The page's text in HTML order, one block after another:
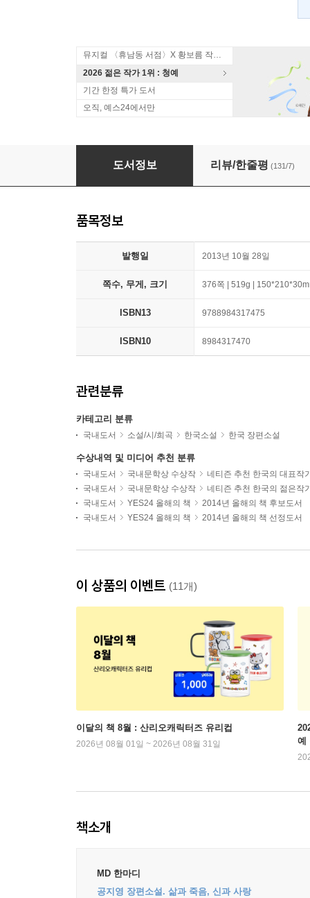
뮤지컬 〈휴남동 서점〉X 황보름 작가 북토크
2026 젊은 작가 1위 : 청예
기간 한정 특가 도서
오직, 예스24에서만
높고 푸른 사다리
도서정보 리뷰/한줄평 (131/7)
품목정보
발행일 2013년 10월 28일
쪽수, 무게, 크기 376쪽 | 519g |
ISBN13 9788984317475
ISBN10 8984317470
관련분류
카테고리 분류
국내도서 소설/시/희곡 한국소설 한국 장편소설
수상내역 및 미디어 추천 분류
국내도서 국내문학상 수상작
네티즌 추천 한국의 대표작
국내도서
국내문학상 수상작
네티즌 추천 한국의 젊은작
국내도서
YES24 올해의 책
2014년 올해의 책 후보도서
국내도서
YES24 올해의 책 2014년 올해의 책 선정도서
이 상품의 이벤트 (11개)
이달의 책 8월 : 산리오캐릭터즈 유리컵
2026년 08월 01일 ~ 2026년 08월 31일
예
책소개
MD 한마디
공지영 장편소설. 삶과 죽음, 신과 사랑